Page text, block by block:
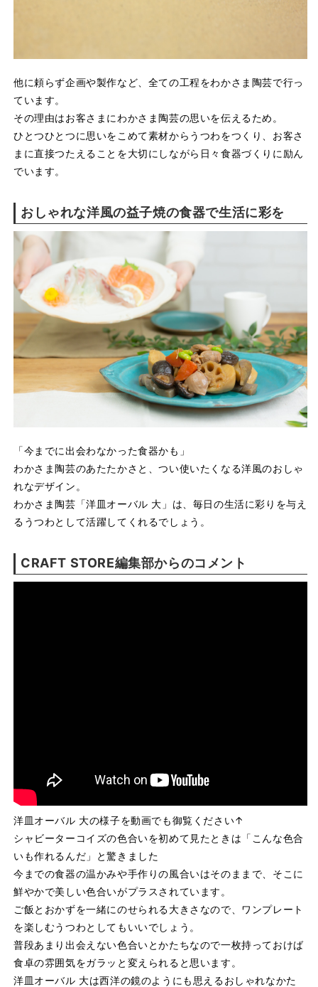
他に頼らず企画や製作など、全ての工程をわかさま陶芸で行っ
ています。
その理由はお客さまにわかさま陶芸の思いを伝えるため。
ひとつひとつに思いをこめて素材からうつわをつくり、お客さ
まに直接つたえることを大切にしながら日々食器づくりに励ん
でいます。
おしゃれな洋風の益子焼の食器で生活に彩を
「今までに出会わなかった食器かも」
わかさま陶芸のあたたかさと、つい使いたくなる洋風のおしゃ
れなデザイン。
わかさま陶芸「洋皿オーバル 大」は、毎日の生活に彩りを与え
るうつわとして活躍してくれるでしょう。
CRAFT STORE編集部からのコメント
洋皿オーバル 大の様子を動画でも御覧ください↑
シャビーターコイズの色合いを初めて見たときは「こんな色合
いも作れるんだ」と驚きました
今までの食器の温かみや手作りの風合いはそのままで、そこに
鮮やかで美しい色合いがプラスされています。
ご飯とおかずを一緒にのせられる大きさなので、ワンプレート
を楽しむうつわとしてもいいでしょう。
普段あまり出会えない色合いとかたちなので一枚持っておけば
食卓の雰囲気をガラッと変えられると思います。
洋皿オーバル 大は西洋の鏡のようにも思えるおしゃれなかた